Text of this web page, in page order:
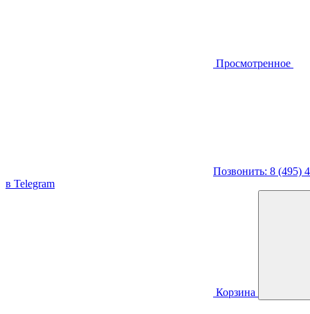
Просмотренное
Позвонить: 8 (495)
в Telegram
Корзина